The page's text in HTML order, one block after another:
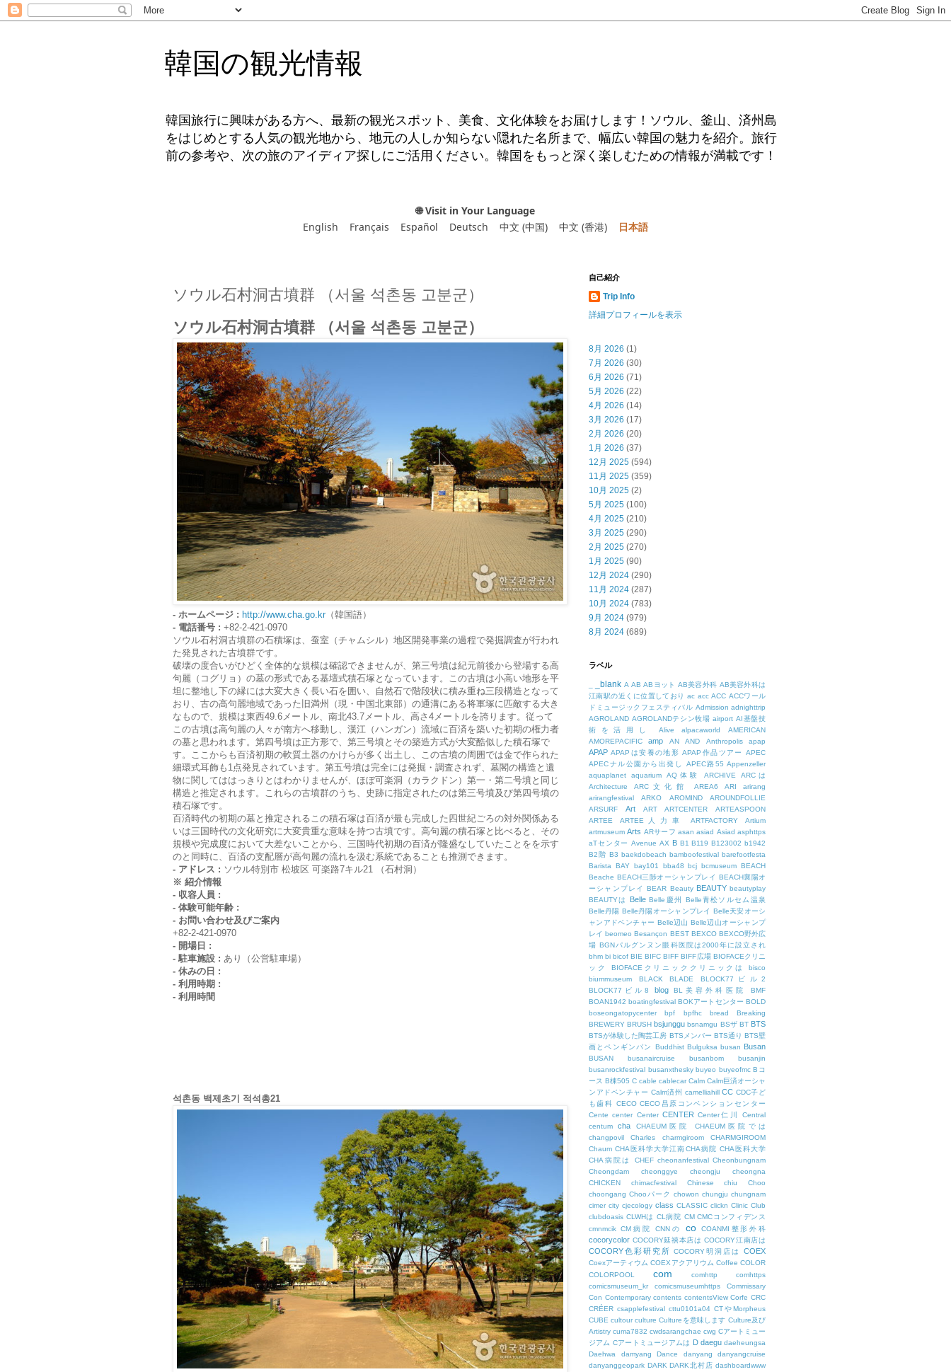
韓国の観光情報
韓国旅行に興味がある方へ、最新の観光スポット、美食、文化体験をお届けします！ソウル、釜山、済州島
をはじめとする人気の観光地から、地元の人しか知らない隠れた名所まで、幅広い韓国の魅力を紹介。旅行
前の参考や、次の旅のアイディア探しにご活用ください。韓国をもっと深く楽しむための情報が満載です！
🌐 Visit in Your Language
English
Français Español Deutsch 中文 (中国) 中文 (香港) 日本語
ソウル石村洞古墳群 （서울 석촌동 고분군）
ソウル石村洞古墳群 （서울 석촌동 고분군）
- ホームページ : http://www.cha.go.kr （韓国語）
- 電話番号 : +82-2-421-0970
ソウル石村洞古墳群の石積塚は、蚕室（チャムシル）地区開発事業の過程で発掘調査が行われ
た発見された古墳群です。
破壊の度合いがひどく全体的な規模は確認できませんが、第三号墳は紀元前後から登場する高
句麗（コグリョ）の墓の形式である基壇式積石塚となっています。この古墳は小高い地形を平
坦に整地し下の縁には大変大きく長い石を囲い、自然石で階段状に積み重ね三段構造となって
おり、古の高句麗地域であった旧満州（現・中国北東部）の通溝にある将軍塚に匹敵する大き
なもので、規模は東西49.6メートル、南北43.7メートル、高さ4メートルを誇ります。従って
この古墳は高句麗の人々が南方へ移動し、漢江（ハンガン）流域に百済を築いた初期の権力者
の墓と思われます。第四号墳は正方形で、第三号墳とその築造方式が大変酷似した積石塚で
す。ここからも百済初期の軟質土器のかけらが多く出土し、この古墳の周囲では金で作られた
細環式耳飾も1点発見されています。第五号墳は完全には発掘・調査されず、墓閣の構造と遺
物に関してははっきりとはわかりませんが、ほぼ可楽洞（カラクドン）第一・第二号墳と同じ
構造と推定されます。これらの古墳群のうち、史跡に指定されたのは第三号墳及び第四号墳の
積石塚です。
百済時代の初期の墓と推定されるこの積石塚は百済が最も完成した四世紀ごろの対外関係ある
いは三国時代の文化研究に大変貴重な意味を持つ古墳です。高句麗の積石塚と比べると、その
規模や完成度において大差ないことから、三国時代初期の百済が隆盛なしていたことをを示す
のと同時に、百済の支配層が高句麗の流れを汲む系統であることも推測できます。
- アドレス : ソウル特別市 松坡区 可楽路7キル21 （石村洞）
※ 紹介情報
- 収容人員 :
- 体験可能年齢 :
- お問い合わせ及びご案内
+82-2-421-0970
- 開場日 :
- 駐車施設 : あり（公営駐車場）
- 休みの日 :
- 利用時期 :
- 利用時間
석촌동 백제초기 적석총21
自己紹介
Trip Info
詳細プロフィールを表示
8月 2026 (1)
7月 2026 (30)
6月 2026 (71)
5月 2026 (22)
4月 2026 (14)
3月 2026 (17)
2月 2026 (20)
1月 2026 (37)
12月 2025 (594)
11月 2025 (359)
10月 2025 (2)
5月 2025 (100)
4月 2025 (210)
3月 2025 (290)
2月 2025 (270)
1月 2025 (90)
12月 2024 (290)
11月 2024 (287)
10月 2024 (783)
9月 2024 (979)
8月 2024 (689)
ラベル
_blank A AB ABヨット AB美容外科 AB美容外科は
江南駅の近くに位置しており ac acc ACC ACCワール
ドミュージックフェスティバル Admission adnighttrip
AGROLAND AGROLANDテシン牧場 airport AI基盤技
術を活用し
Alive alpacaworld
AMERICAN
AMOREPACIFIC
amp AN AND Anthropolis apap
APAP APAPは安養の地形 APAP作品ツアー
APEC
APECナル公園から出発し
APEC路55 Appenzeller
aquaplanet
aquarium AQ体験 ARCHIVE
ARCは
Architecture
ARC文化館 AREA6 ARI
arirang
arirangfestival
ARKO AROMIND
AROUNDFOLLIE
ARSURF
Art ART ARTCENTER
ARTEASPOON
ARTEE
ARTEE人力車 ARTFACTORY
Artium
artmuseum Arts ARサーフ asan asiad Asiad asphttps
aTセンター Avenue AX B B1 B119 B123002 b1942
B2階 B3 baekdobeach bamboofestival barefootfesta
Barista
BAY bay101 bba48 bcj bcmuseum BEACH
Beache BEACH三陟オーシャンプレイ BEACH襄陽オ
ーシャンプレイ
BEAR Beauty BEAUTY beautyplay
BEAUTYは
Belle Belle慶州
Belle青松ソルセム温泉
Belle丹陽 Belle丹陽オーシャンプレイ Belle天安オーシ
ャンアドベンチャー Belle辺山 Belle辺山オーシャンプ
レイ beomeo Besançon BEST BEXCO BEXCO野外広
場 BGNパルグンヌン眼科医院は2000年に設立され
bhm bi bicof BIE BIFC BIFF BIFF広場 BIOFACEクリニ
ック
BIOFACEクリニッククリニックは
bisco
biummuseum
BLACK BLADE
BLOCK77ビル2
BLOCK77ビル8
blog BL美容外科医院
BMF
BOAN1942 boatingfestival BOKアートセンター BOLD
boseongatopycenter
bpf bpfhc bread
Breaking
BREWERY BRUSH bsjunggu bsnamgu BSザ BT BTS
BTSが体験した陶芸工房 BTSメンバー BTS通り BTS壁
画とペンギンパン
Buddhist Bulguksa busan Busan
BUSAN busanaircruise busanbom
busanjin
busanrockfestival busanxthesky buyeo buyeofmc Bコ
ース B棟505 C cable cablecar Calm Calm巨済オーシャ
ンアドベンチャー Calm済州 camelliahill CC CDC子ど
も歯科 CECO CECO昌原コンベンションセンター
Cente center Center CENTER Center仁川
Central
centum
cha CHAEUM医院
CHAEUM医院では
changpovil
Charles charmgiroom
CHARMGIROOM
Chaum CHA医科学大学江南CHA病院 CHA医科大学
CHA病院は
CHEF cheonanfestival Cheonbungnam
Cheongdam
cheonggye cheongju
cheongna
CHICKEN
chimacfestival Chinese chiu
Choo
choongang Chooパーク chowon chungju chungnam
cimer city cjecology class CLASSIC clickn Clinic Club
clubdoasis CLWHは CL病院 CM CMCコンフィデンス
cmnmcik CM病院 CNNの co COANMI整形外科
cocorycolor COCORY延禧本店は COCORY江南店は
COCORY色彩研究所 COCORY明洞店は COEX
Coexアーティウム COEXアクアリウム Coffee COLOR
COLORPOOL
com comhttp
comhttps
comicsmuseum_kr
comicsmuseumhttps
Commissary
Con Contemporary contents contentsView Corfe CRC
CRÉER csapplefestival cttu0101a04 CTやMorpheus
CUBE cultour culture Cultureを意味します Culture及び
Artistry cuma7832 cwdsarangchae cwg Cアートミュー
ジアム Cアートミュージアムは D daegu daeheungsa
Daehwa
damyang Dance danyang
danyangcruise
danyanggeopark DARK DARK北村店 dashboardwww